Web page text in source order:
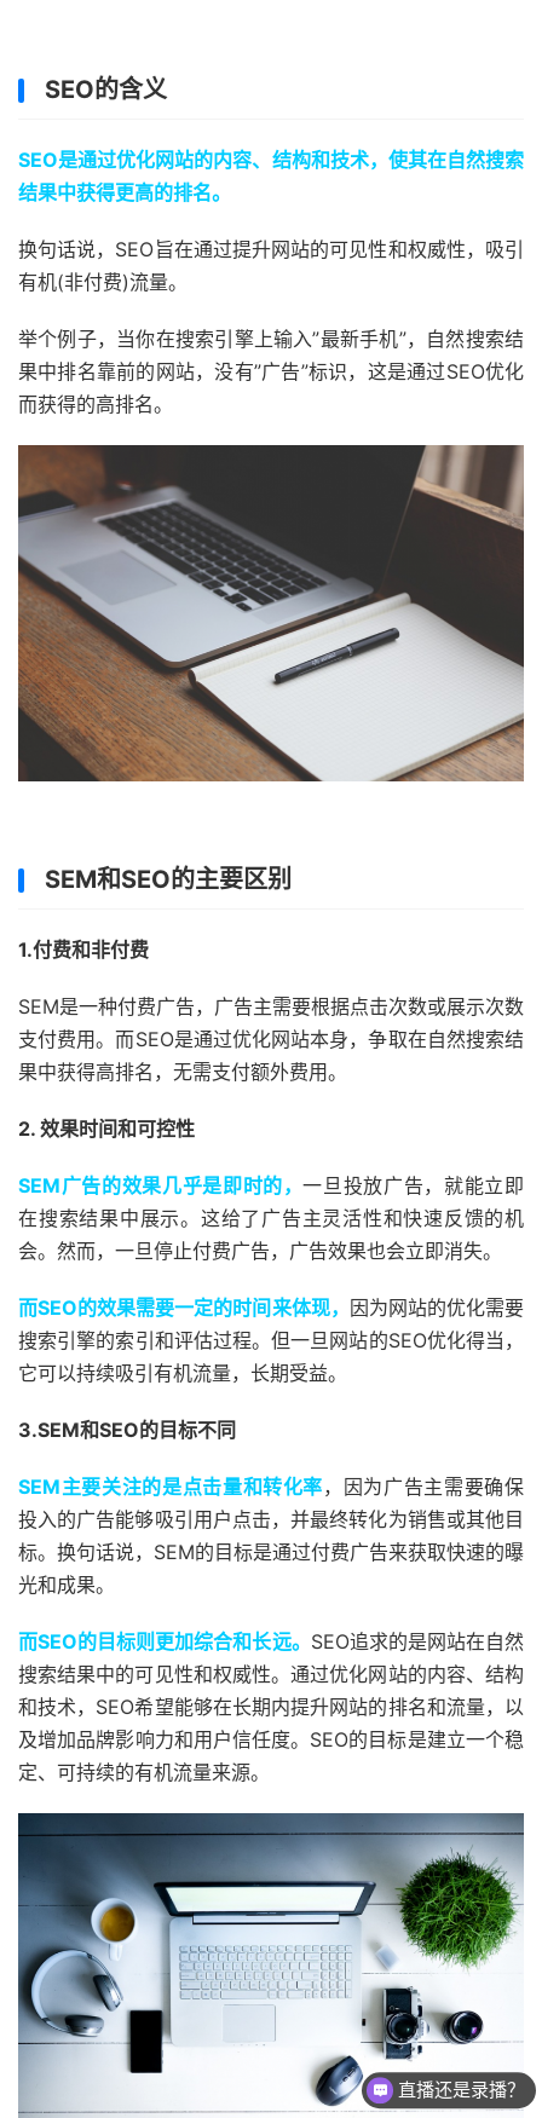
SEO的含义
SEO是通过优化网站的内容、结构和技术，使其在自然搜索
结果中获得更高的排名。
换句话说，SEO旨在通过提升网站的可见性和权威性，吸引
有机(非付费)流量。
举个例子，当你在搜索引擎上输入”最新手机”，自然搜索结
果中排名靠前的网站，没有”广告”标识，这是通过SEO优化
而获得的高排名。
SEM和SEO的主要区别
1.付费和非付费
SEM是一种付费广告，广告主需要根据点击次数或展示次数
支付费用。而SEO是通过优化网站本身，争取在自然搜索结
果中获得高排名，无需支付额外费用。
2. 效果时间和可控性
SEM广告的效果几乎是即时的，一旦投放广告，就能立即
在搜索结果中展示。这给了广告主灵活性和快速反馈的机
会。然而，一旦停止付费广告，广告效果也会立即消失。
而SEO的效果需要一定的时间来体现， 因为网站的优化需要
搜索引擎的索引和评估过程。但一旦网站的SEO优化得当，
它可以持续吸引有机流量，长期受益。
3.SEM和SEO的目标不同
SEM主要关注的是点击量和转化率，因为广告主需要确保
投入的广告能够吸引用户点击，并最终转化为销售或其他目
标。换句话说，SEM的目标是通过付费广告来获取快速的曝
光和成果。
而SEO的目标则更加综合和长远。 SEO追求的是网站在自然
搜索结果中的可见性和权威性。通过优化网站的内容、结构
和技术，SEO希望能够在长期内提升网站的排名和流量，以
及增加品牌影响力和用户信任度。SEO的目标是建立一个稳
定、可持续的有机流量来源。
直播还是录播？
课程怎么试听？